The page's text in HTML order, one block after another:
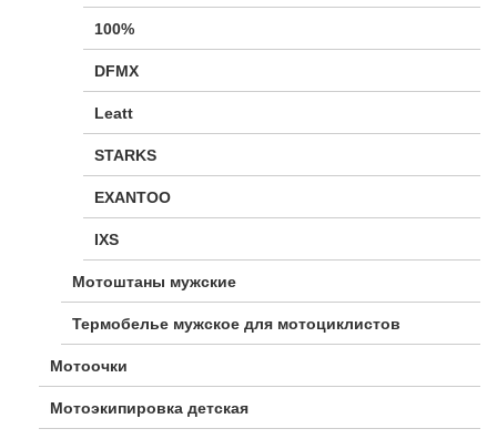
100%
DFMX
Leatt
STARKS
EXANTOO
IXS
Мотоштаны мужские
Термобелье мужское для мотоциклистов
Мотоочки
Мотоэкипировка детская